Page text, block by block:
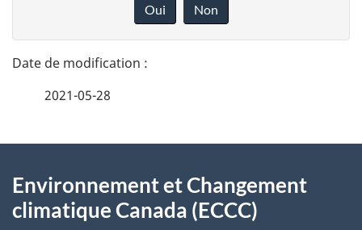
t
a
l
s
d
n
o
t
r
Oui Non
2021-05-28
propos
Environnement et Changement
climatique Canada (ECCC)